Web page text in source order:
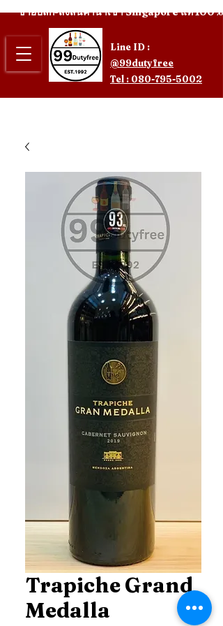
Line ID :
@99dutyfree
Tel : 080-795-5002
ขายปลีก-ส่งสินค้านำเข้า Singapore แท้ 100%
Trapiche Grand
Medalla